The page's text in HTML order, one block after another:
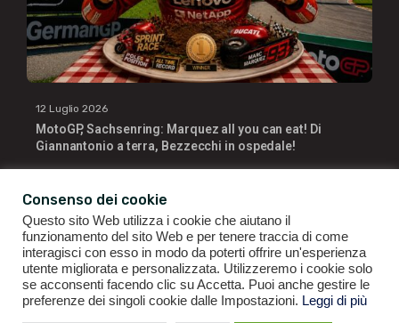
12 Luglio 2026
MotoGP, Sachsenring: Marquez all you can eat! Di
Giannantonio a terra, Bezzecchi in ospedale!
GIANLUIGI RAGNO | P.IVA 09196141007 | ©2021ALL RIGHTS
RESERVED.
Consenso dei cookie
Questo sito Web utilizza i cookie che aiutano il
funzionamento del sito Web e per tenere traccia di come
interagisci con esso in modo da poterti offrire un'esperienza
utente migliorata e personalizzata. Utilizzeremo i cookie solo
se acconsenti facendo clic su Accetta. Puoi anche gestire le
preferenze dei singoli cookie dalle Impostazioni. Leggi di più